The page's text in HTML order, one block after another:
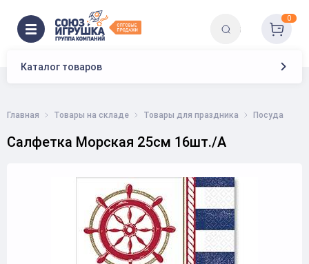
Каталог товаров
0
Главная Товары на складе Товары для праздника Посуда
Салфетка Морская 25см 16шт./А